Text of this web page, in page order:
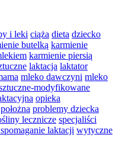
i leki ciąża dieta dziecko
butelką karmienie
karmienie piersią
laktacja laktator
mleko dawczyni mleko
modyfikowane
opieka
położna problemy dziecka
lecznicze specjaliści
laktacji wytyczne